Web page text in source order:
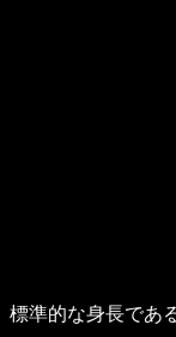
準的な身長であ